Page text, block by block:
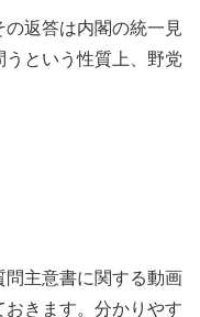
返答は内閣の統一見
という性質上、野党
問主意書に関する動画
きます。分かりやす